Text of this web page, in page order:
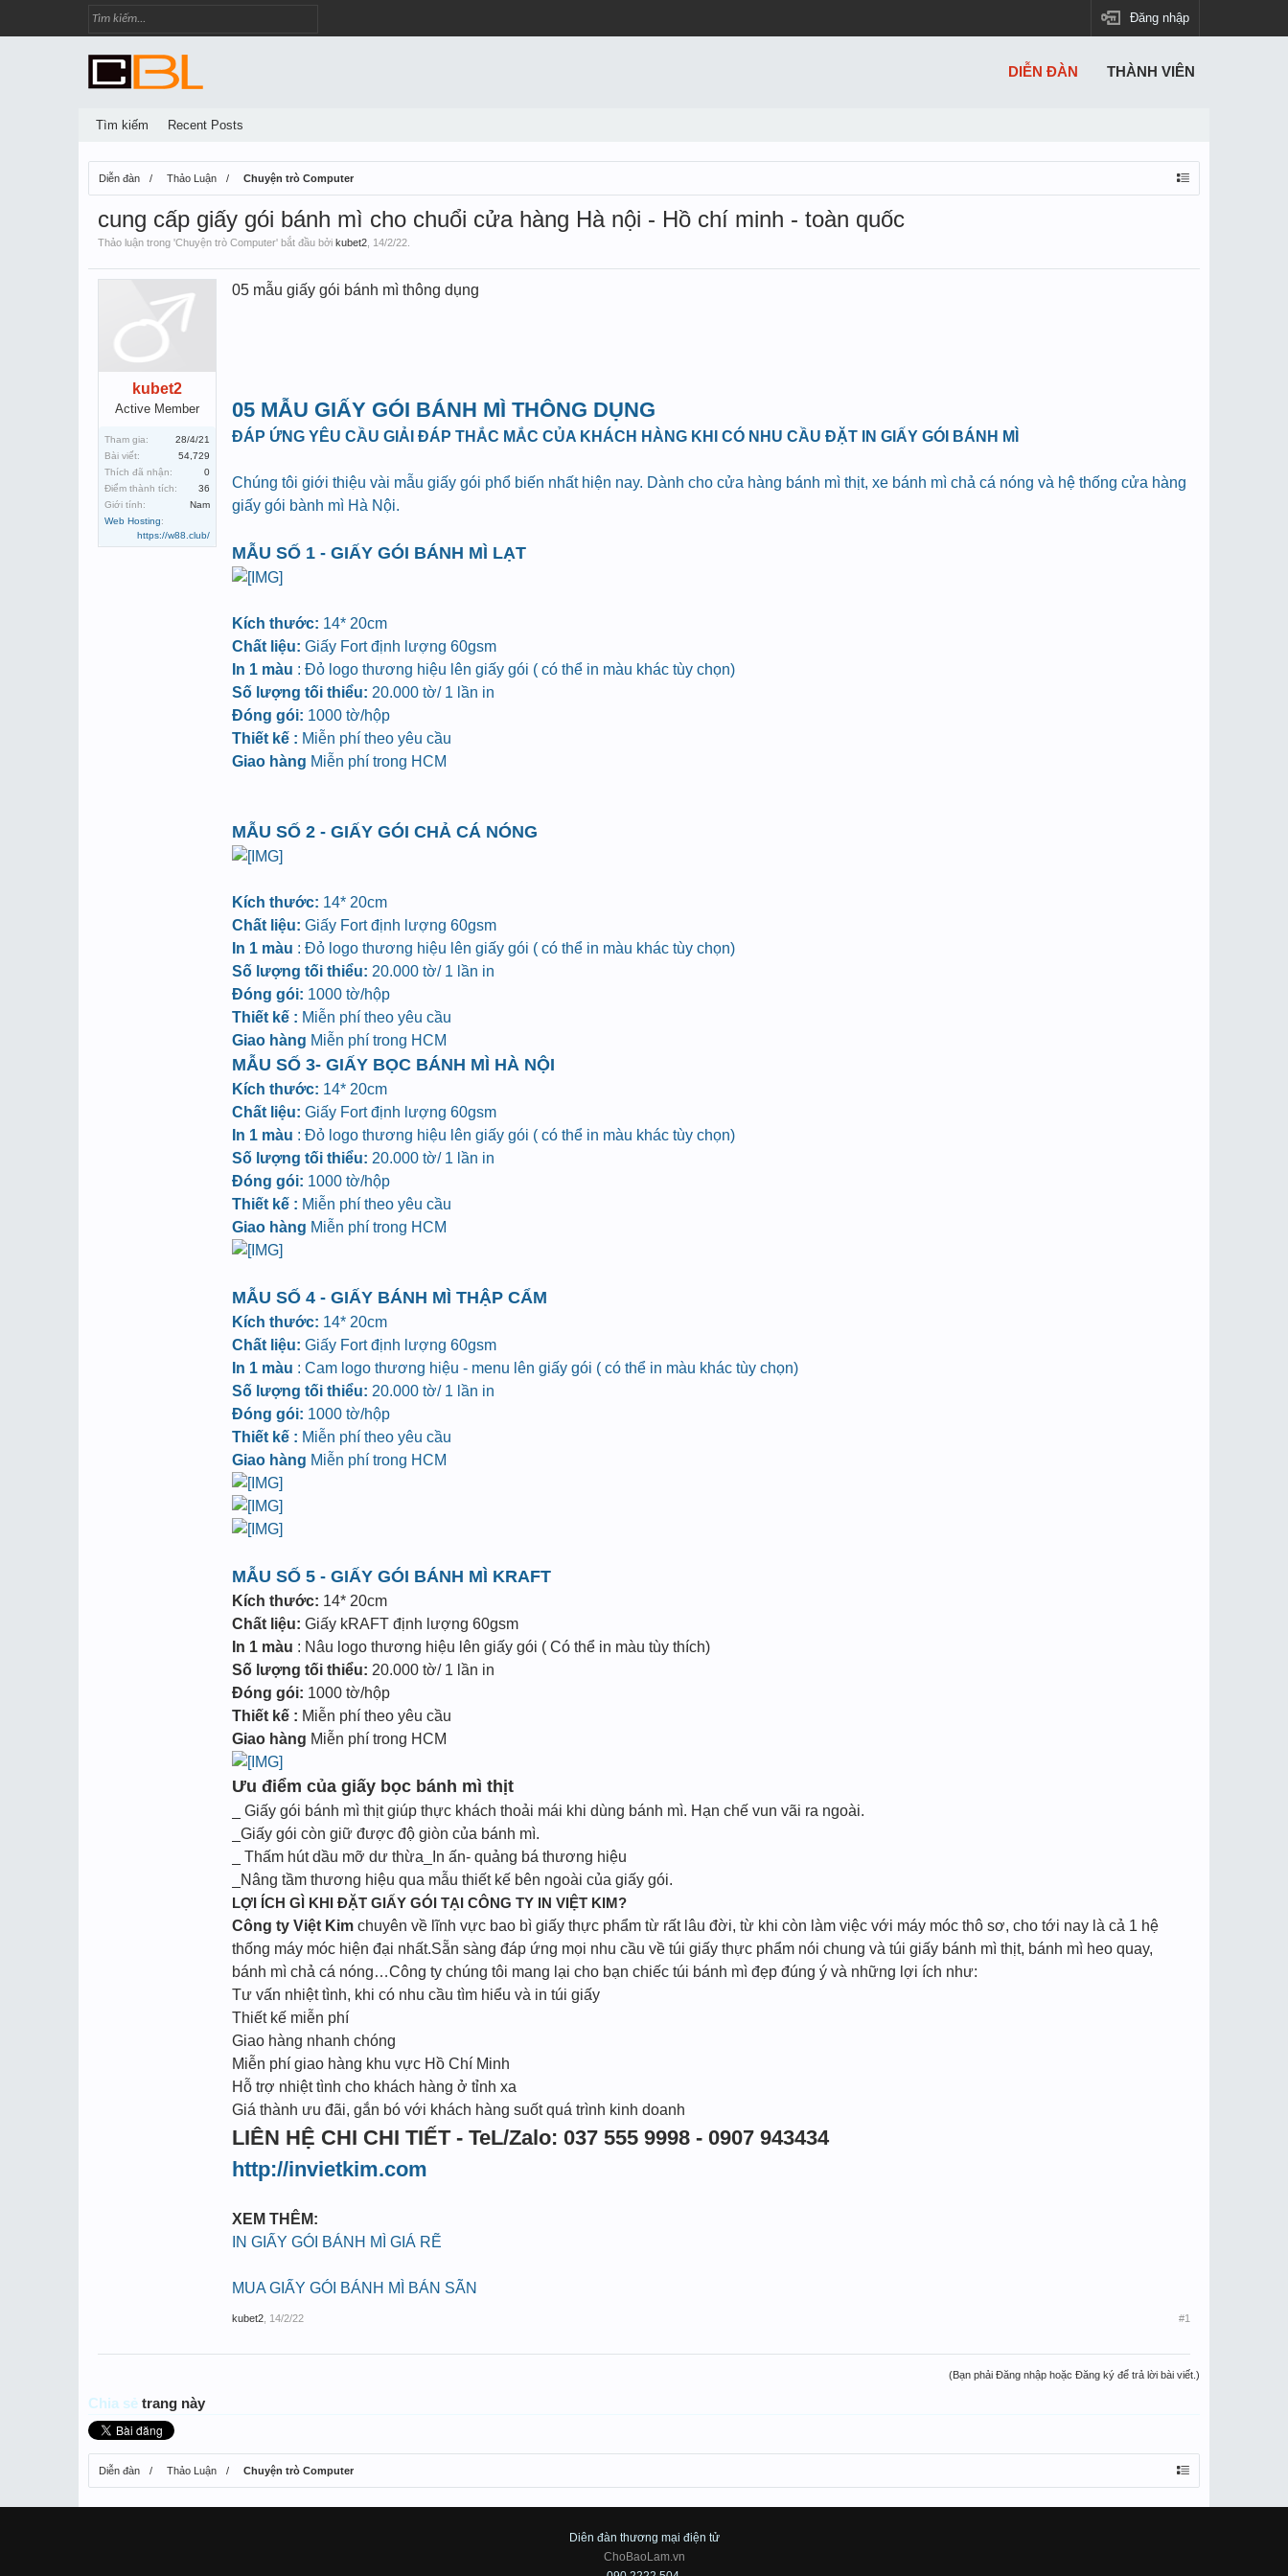
Đăng nhập
Diễn đàn Thảo Luận Chuyện trò Computer
cung cấp giấy gói bánh mì cho chuổi cửa hàng Hà nội - Hồ chí minh - toàn quốc
Thảo luận trong 'Chuyện trò Computer' bắt đầu bởi kubet2 14/2/22
kubet2
Active Member
Tham gia:
28/4/21
Bài viết:
54,729
Thích đã nhận:
0
Điểm thành tích:
36
Giới tính:
Nam
Web Hosting:
https://w88.club/
05 mẫu giấy gói bánh mì thông dụng
05 MẪU GIẤY GÓI BÁNH MÌ THÔNG DỤNG
ĐÁP ỨNG YÊU CẦU GIẢI ĐÁP THẮC MẮC CỦA KHÁCH HÀNG KHI CÓ NHU CẦU ĐẶT IN GIẤY GÓI BÁNH MÌ
Chúng tôi giới thiệu vài mẫu giấy gói phổ biến nhất hiện nay. Dành cho cửa hàng bánh mì thịt, xe bánh mì chả cá nóng và hệ thống cửa hàng
giấy gói bành mì Hà Nội.
MẪU SỐ 1 - GIẤY GÓI BÁNH MÌ LẠT
Kích thước: 14* 20cm
Chất liệu: Giấy Fort định lượng 60gsm
In 1 màu : Đỏ logo thương hiệu lên giấy gói ( có thể in màu khác tùy chọn)
Số lượng tối thiểu: 20.000 tờ/ 1 lần in
Đóng gói: 1000 tờ/hộp
Thiết kế : Miễn phí theo yêu cầu
Giao hàng Miễn phí trong HCM
MẪU SỐ 2 - GIẤY GÓI CHẢ CÁ NÓNG
Kích thước: 14* 20cm
Chất liệu: Giấy Fort định lượng 60gsm
In 1 màu : Đỏ logo thương hiệu lên giấy gói ( có thể in màu khác tùy chọn)
Số lượng tối thiểu: 20.000 tờ/ 1 lần in
Đóng gói: 1000 tờ/hộp
Thiết kế : Miễn phí theo yêu cầu
Giao hàng Miễn phí trong HCM
MẪU SỐ 3- GIẤY BỌC BÁNH MÌ HÀ NỘI
Kích thước: 14* 20cm
Chất liệu: Giấy Fort định lượng 60gsm
In 1 màu : Đỏ logo thương hiệu lên giấy gói ( có thể in màu khác tùy chọn)
Số lượng tối thiểu: 20.000 tờ/ 1 lần in
Đóng gói: 1000 tờ/hộp
Thiết kế : Miễn phí theo yêu cầu
Giao hàng Miễn phí trong HCM
MẪU SỐ 4 - GIẤY BÁNH MÌ THẬP CẨM
Kích thước: 14* 20cm
Chất liệu: Giấy Fort định lượng 60gsm
In 1 màu : Cam logo thương hiệu - menu lên giấy gói ( có thể in màu khác tùy chọn)
Số lượng tối thiểu: 20.000 tờ/ 1 lần in
Đóng gói: 1000 tờ/hộp
Thiết kế : Miễn phí theo yêu cầu
Giao hàng Miễn phí trong HCM
MẪU SỐ 5 - GIẤY GÓI BÁNH MÌ KRAFT
Kích thước: 14* 20cm
Chất liệu: Giấy kRAFT định lượng 60gsm
In 1 màu : Nâu logo thương hiệu lên giấy gói ( Có thể in màu tùy thích)
Số lượng tối thiểu: 20.000 tờ/ 1 lần in
Đóng gói: 1000 tờ/hộp
Thiết kế : Miễn phí theo yêu cầu
Giao hàng Miễn phí trong HCM
Ưu điểm của giấy bọc bánh mì thịt
_ Giấy gói bánh mì thịt giúp thực khách thoải mái khi dùng bánh mì. Hạn chế vun vãi ra ngoài.
_Giấy gói còn giữ được độ giòn của bánh mì.
_ Thấm hút dầu mỡ dư thừa_In ấn- quảng bá thương hiệu
_Nâng tầm thương hiệu qua mẫu thiết kế bên ngoài của giấy gói.
LỢI ÍCH GÌ KHI ĐẶT GIẤY GÓI TẠI CÔNG TY IN VIỆT KIM?
Công ty Việt Kim chuyên về lĩnh vực bao bì giấy thực phẩm từ rất lâu đời, từ khi còn làm việc với máy móc thô sơ, cho tới nay là cả 1 hệ
thống máy móc hiện đại nhất.Sẵn sàng đáp ứng mọi nhu cầu về túi giấy thực phẩm nói chung và túi giấy bánh mì thịt, bánh mì heo quay,
bánh mì chả cá nóng…Công ty chúng tôi mang lại cho bạn chiếc túi bánh mì đẹp đúng ý và những lợi ích như:
Tư vấn nhiệt tình, khi có nhu cầu tìm hiểu và in túi giấy
Thiết kế miễn phí
Giao hàng nhanh chóng
Miễn phí giao hàng khu vực Hồ Chí Minh
Hỗ trợ nhiệt tình cho khách hàng ở tỉnh xa
Giá thành ưu đãi, gắn bó với khách hàng suốt quá trình kinh doanh
LIÊN HỆ CHI CHI TIẾT - TeL/Zalo: 037 555 9998 - 0907 943434
http://invietkim.com
XEM THÊM:
IN GIẤY GÓI BÁNH MÌ GIÁ RẼ
MUA GIẤY GÓI BÁNH MÌ BÁN SÃN
kubet2 14/2/22 #1
(Bạn phải Đăng nhập hoặc Đăng ký để trả lời bài viết.)
Chia sẻ trang này
Diễn đàn Thảo Luận Chuyện trò Computer
DIỄN ĐÀN
Tìm kiếm Recent Posts
THÀNH VIÊN
Diên đàn thương mại điện tử
ChoBaoLam.vn